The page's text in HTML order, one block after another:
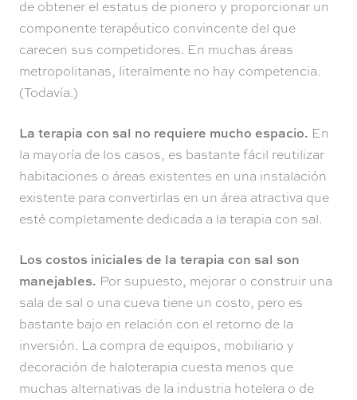
de obtener el estatus de pionero y proporcionar un
componente terapéutico convincente del que
carecen sus competidores. En muchas áreas
metropolitanas, literalmente no hay competencia.
(Todavía.)
La terapia con sal no requiere mucho espacio. En
la mayoría de los casos, es bastante fácil reutilizar
habitaciones o áreas existentes en una instalación
existente para convertirlas en un área atractiva que
esté completamente dedicada a la terapia con sal.
Los costos iniciales de la terapia con sal son
manejables. Por supuesto, mejorar o construir una
sala de sal o una cueva tiene un costo, pero es
bastante bajo en relación con el retorno de la
inversión. La compra de equipos, mobiliario y
decoración de haloterapia cuesta menos que
muchas alternativas de la industria hotelera o de